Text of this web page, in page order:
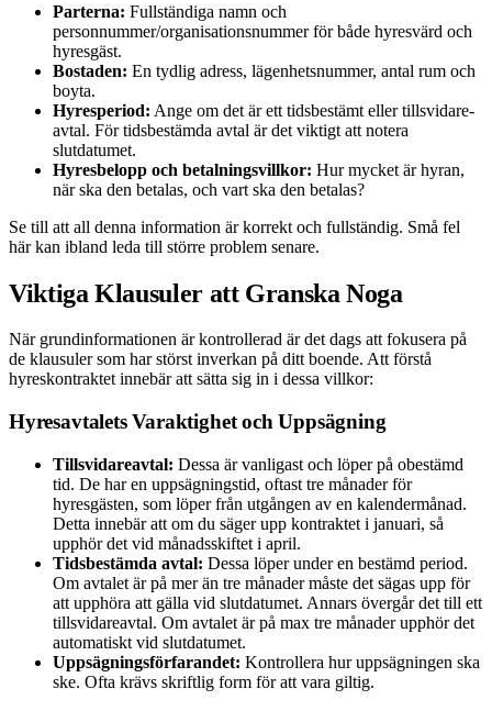
Parterna: Fullständiga namn och
personnummer/organisationsnummer för både hyresvärd och
hyresgäst.
Bostaden: En tydlig adress, lägenhetsnummer, antal rum och
boyta.
Hyresperiod: Ange om det är ett tidsbestämt eller tillsvidare-
avtal. För tidsbestämda avtal är det viktigt att notera
slutdatumet.
Hyresbelopp och betalningsvillkor: Hur mycket är hyran,
när ska den betalas, och vart ska den betalas?
Se till att all denna information är korrekt och fullständig. Små fel
här kan ibland leda till större problem senare.
Viktiga Klausuler att Granska Noga
När grundinformationen är kontrollerad är det dags att fokusera på
de klausuler som har störst inverkan på ditt boende. Att förstå
hyreskontraktet innebär att sätta sig in i dessa villkor:
Hyresavtalets Varaktighet och Uppsägning
Tillsvidareavtal: Dessa är vanligast och löper på obestämd
tid. De har en uppsägningstid, oftast tre månader för
hyresgästen, som löper från utgången av en kalendermånad.
Detta innebär att om du säger upp kontraktet i januari, så
upphör det vid månadsskiftet i april.
Tidsbestämda avtal: Dessa löper under en bestämd period.
Om avtalet är på mer än tre månader måste det sägas upp för
att upphöra att gälla vid slutdatumet. Annars övergår det till ett
tillsvidareavtal. Om avtalet är på max tre månader upphör det
automatiskt vid slutdatumet.
Uppsägningsförfarandet: Kontrollera hur uppsägningen ska
ske. Ofta krävs skriftlig form för att vara giltig.